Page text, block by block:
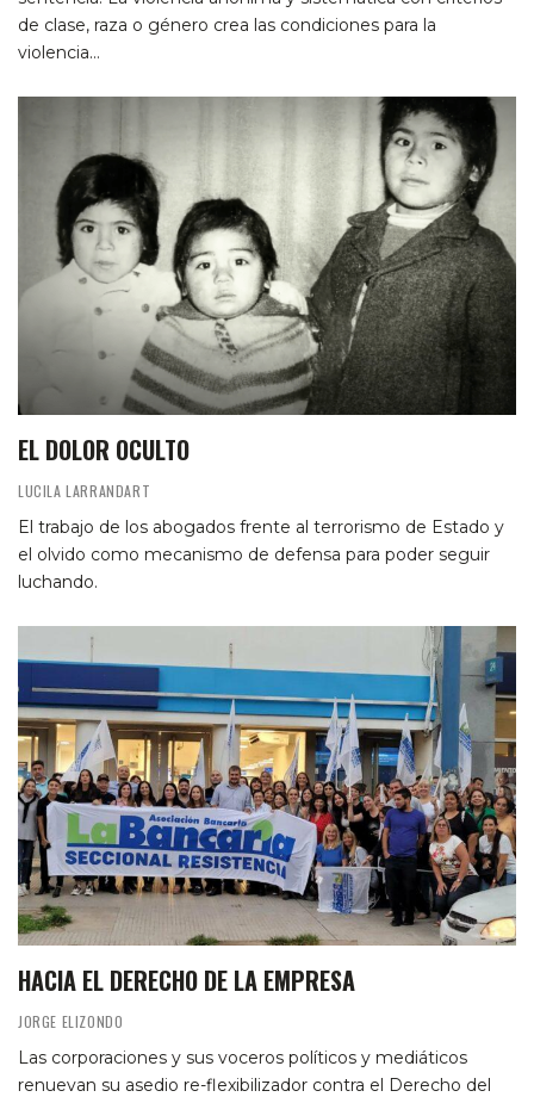
de clase, raza o género crea las condiciones para la
violencia…
EL DOLOR OCULTO
LUCILA LARRANDART
El trabajo de los abogados frente al terrorismo de Estado y
el olvido como mecanismo de defensa para poder seguir
luchando.
HACIA EL DERECHO DE LA EMPRESA
JORGE ELIZONDO
Las corporaciones y sus voceros políticos y mediáticos
renuevan su asedio re-flexibilizador contra el Derecho del